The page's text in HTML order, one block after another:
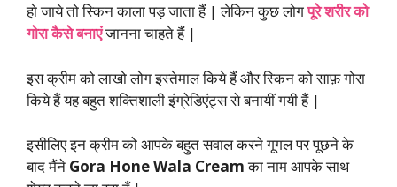
हो जाये तो स्किन काला पड़ जाता हैं | लेकिन कुछ लोगपूरे शरीर को
गोरा कैसे बनाएंजानना चाहते हैं |
इस क्रीम को लाखो लोग इस्तेमाल किये हैं और स्किन को साफ़ गोरा
किये हैं यह बहुत शक्तिशाली इंग्रेडिएंट्स से बनायीं गयी हैं |
इसीलिए इन क्रीम को आपके बहुत सवाल करने गूगल पर पूछने के
बाद मैंने Gora Hone Wala Creamका नाम आपके साथ